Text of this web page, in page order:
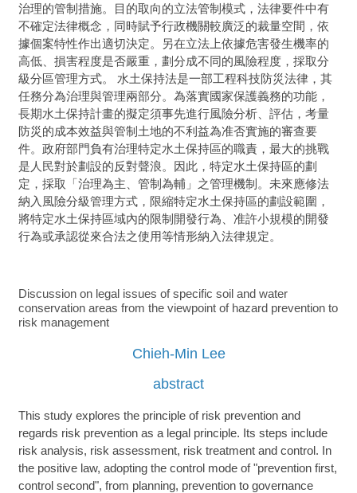
治理的管制措施。目的取向的立法管制模式，法律要件中有
不確定法律概念，同時賦予行政機關較廣泛的裁量空間，依
據個案特性作出適切決定。另在立法上依據危害發生機率的
高低、損害程度是否嚴重，劃分成不同的風險程度，採取分
級分區管理方式。 水土保持法是一部工程科技防災法律，其
任務分為治理與管理兩部分。為落實國家保護義務的功能，
長期水土保持計畫的擬定須事先進行風險分析、評估，考量
防災的成本效益與管制土地的不利益為准否實施的審查要
件。政府部門負有治理特定水土保持區的職責，最大的挑戰
是人民對於劃設的反對聲浪。因此，特定水土保持區的劃
定，採取「治理為主、管制為輔」之管理機制。未來應修法
納入風險分級管理方式，限縮特定水土保持區的劃設範圍，
將特定水土保持區域內的限制開發行為、准許小規模的開發
行為或承認從來合法之使用等情形納入法律規定。
Discussion on legal issues of specific soil and water
conservation areas from the viewpoint of hazard prevention to
risk management
Chieh-Min Lee
abstract
This study explores the principle of risk prevention and
regards risk prevention as a legal principle. Its steps include
risk analysis, risk assessment, risk treatment and control. In
the positive law, adopting the control mode of "prevention first,
control second", from planning, prevention to governance